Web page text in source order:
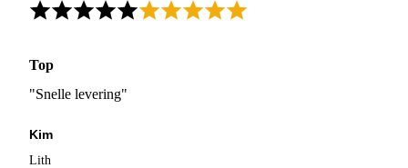
Top
"Snelle levering"
Kim
Lith